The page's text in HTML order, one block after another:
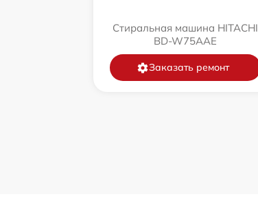
Стиральная машина HITACHI
BD-W75AAE
Заказать ремонт